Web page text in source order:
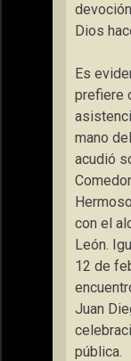
Dios
Es
prefiere
mano
acudió
con el
León.
12 de
Juan
pública.